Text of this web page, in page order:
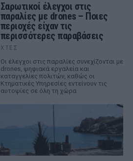
Σαρωτικοί έλεγχοι στις
παραλίες με drones – Ποιες
περιοχές είχαν τις
περισσότερες παραβάσεις
ΧΤΕΣ
Οι έλεγχοι στις παραλίες συνεχίζονται με
drones, ψηφιακά εργαλεία και
καταγγελίες πολιτών, καθώς οι
Κτηματικές Υπηρεσίες εντείνουν τις
αυτοψίες σε όλη τη χώρα